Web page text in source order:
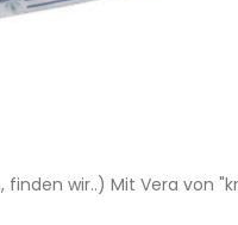
wir..) Mit Vera von